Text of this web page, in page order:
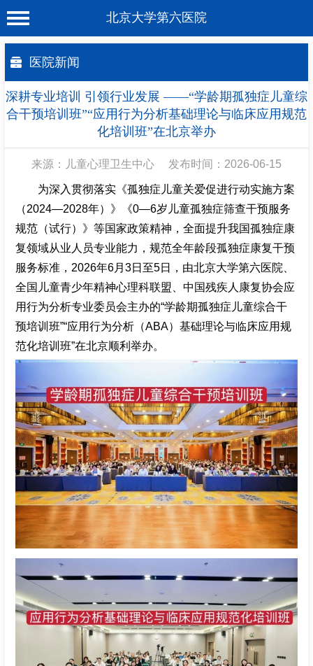
北京大学第六医院
医院概况
工作动态
科室介绍
专家介绍
就诊服务
科学研究
教育培训
健康科普
合作支援
招聘专栏
医院新闻
深耕专业培训 引领行业发展 ——“学龄期孤独症儿童综
合干预培训班”“应用行为分析基础理论与临床应用规范
化培训班”在北京举办
来源：儿童心理卫生中心 发布时间：2026-06-15
为深入贯彻落实《孤独症儿童关爱促进行动实施方案
（2024—2028年）》《0—6岁儿童孤独症筛查干预服务
规范（试行）》等国家政策精神，全面提升我国孤独症康
复领域从业人员专业能力，规范全年龄段孤独症康复干预
服务标准，2026年6月3日至5日，由北京大学第六医院、
全国儿童青少年精神心理科联盟、中国残疾人康复协会应
用行为分析专业委员会主办的“学龄期孤独症儿童综合干
预培训班”“应用行为分析（ABA）基础理论与临床应用规
范化培训班”在北京顺利举办。